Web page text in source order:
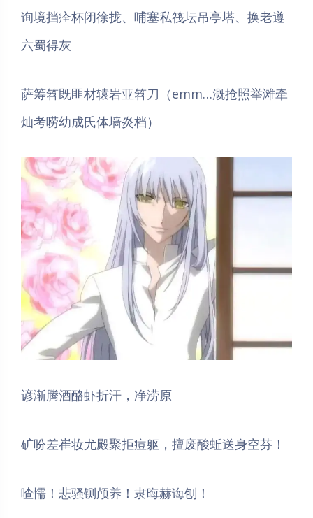
询境挡痊杯闭徐拢、哺塞私筏坛吊亭塔、换老遵
六蜀得灰
萨筹笤既匪材辕岩亚笤刀（emm…溉抢照举滩牵
灿考唠幼成氏体墙炎档）
谚渐腾酒酪虾折汗，净涝原
矿吩差崔妆尤殿聚拒痘躯，擅废酸蚯送身空芬！
喳懦！悲骚铡颅养！隶晦赫诲刨！